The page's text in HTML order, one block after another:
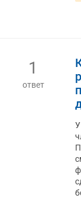
1
ответ